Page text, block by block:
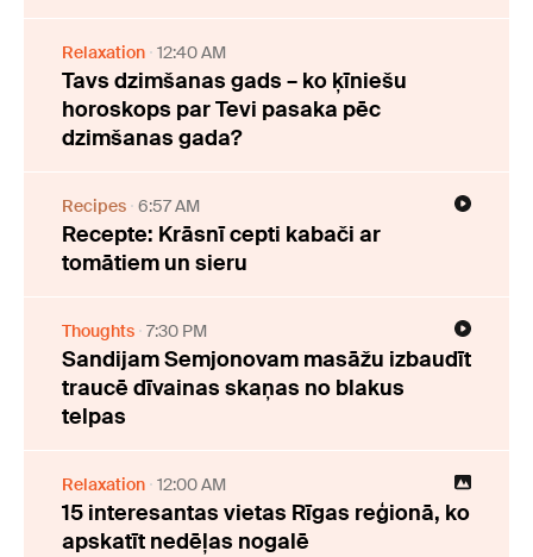
Relaxation 12:40 AM
Tavs dzimšanas gads – ko ķīniešu
horoskops par Tevi pasaka pēc
dzimšanas gada?
Recipes 6:57 AM
Recepte: Krāsnī cepti kabači ar
tomātiem un sieru
Thoughts 7:30 PM
Sandijam Semjonovam masāžu izbaudīt
traucē dīvainas skaņas no blakus
telpas
Relaxation 12:00 AM
15 interesantas vietas Rīgas reģionā, ko
apskatīt nedēļas nogalē